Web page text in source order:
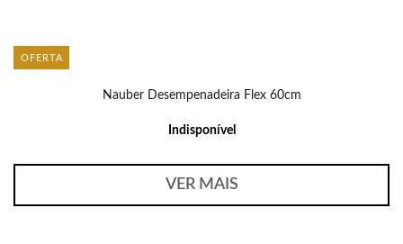
OFERTA
Nauber Desempenadeira Flex 60cm
Indisponível
VER MAIS